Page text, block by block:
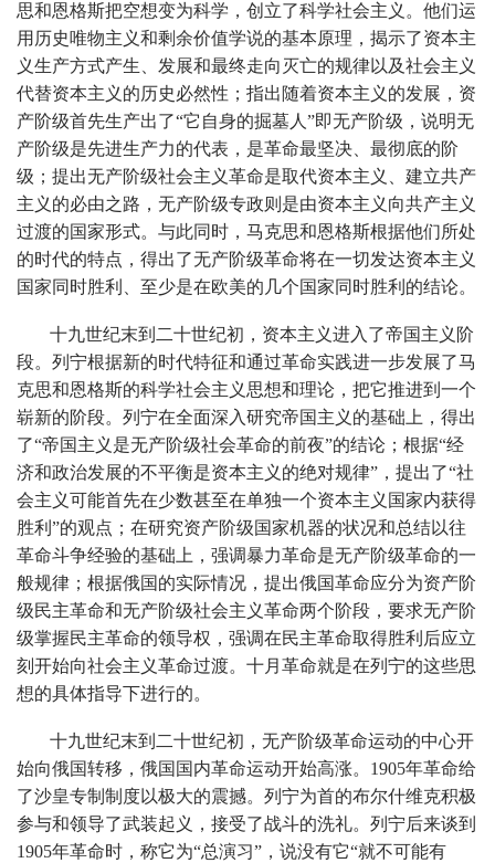
思和恩格斯把空想变为科学，创立了科学社会主义。他们运
用历史唯物主义和剩余价值学说的基本原理，揭示了资本主
义生产方式产生、发展和最终走向灭亡的规律以及社会主义
代替资本主义的历史必然性；指出随着资本主义的发展，资
产阶级首先生产出了“它自身的掘墓人”即无产阶级，说明无
产阶级是先进生产力的代表，是革命最坚决、最彻底的阶
级；提出无产阶级社会主义革命是取代资本主义、建立共产
主义的必由之路，无产阶级专政则是由资本主义向共产主义
过渡的国家形式。与此同时，马克思和恩格斯根据他们所处
的时代的特点，得出了无产阶级革命将在一切发达资本主义
国家同时胜利、至少是在欧美的几个国家同时胜利的结论。
十九世纪末到二十世纪初，资本主义进入了帝国主义阶
段。列宁根据新的时代特征和通过革命实践进一步发展了马
克思和恩格斯的科学社会主义思想和理论，把它推进到一个
崭新的阶段。列宁在全面深入研究帝国主义的基础上，得出
了“帝国主义是无产阶级社会革命的前夜”的结论；根据“经
济和政治发展的不平衡是资本主义的绝对规律”，提出了“社
会主义可能首先在少数甚至在单独一个资本主义国家内获得
胜利”的观点；在研究资产阶级国家机器的状况和总结以往
革命斗争经验的基础上，强调暴力革命是无产阶级革命的一
般规律；根据俄国的实际情况，提出俄国革命应分为资产阶
级民主革命和无产阶级社会主义革命两个阶段，要求无产阶
级掌握民主革命的领导权，强调在民主革命取得胜利后应立
刻开始向社会主义革命过渡。十月革命就是在列宁的这些思
想的具体指导下进行的。
十九世纪末到二十世纪初，无产阶级革命运动的中心开
始向俄国转移，俄国国内革命运动开始高涨。1905年革命给
了沙皇专制制度以极大的震撼。列宁为首的布尔什维克积极
参与和领导了武装起义，接受了战斗的洗礼。列宁后来谈到
1905年革命时，称它为“总演习”，说没有它“就不可能有